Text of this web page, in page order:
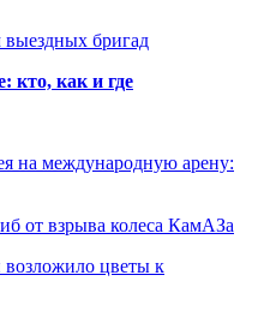
выездных бригад
кто, как и где
на международную арену:
от взрыва колеса КамАЗа
возложило цветы к